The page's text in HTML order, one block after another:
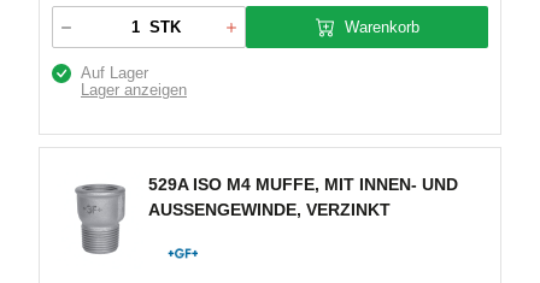
STK Warenkorb
Auf Lager
Lager anzeigen
529A ISO M4 MUFFE, MIT INNEN- UND
AUSSENGEWINDE, VERZINKT